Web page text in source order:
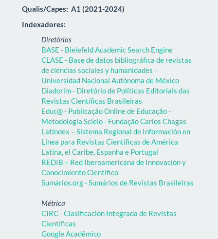
Qualis/Capes: A1 (2021-2024)
Indexadores:
Diretórios
BASE - Bielefeld Academic Search Engine
CLASE - Base de datos bibliográfica de revistas
de ciencias sociales y humanidades -
Universidad Nacional Autónoma de México
Diadorim - Diretório de Políticas Editoriais das
Revistas Científicas Brasileiras
Educ@ - Publicação Online de Educação -
Metodologia Scielo - Fundação Carlos Chagas
Latindex – Sistema Regional de Información en
Línea para Revistas Científicas de América
Latina, el Caribe, Espanha e Portugal
REDIB – Red Iberoamericana de Innovación y
Conocimiento Científico
Sumários.org - Sumários de Revistas Brasileiras
Métrica
CIRC - Clasificación Integrada de Revistas
Científicas
Google Acadêmico